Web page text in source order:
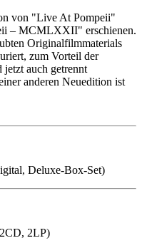
von "Live At Pompeii"
– MCMLXXII" erschienen.
Originalfilmmaterials
zum Vorteil der
auch getrennt
anderen Neuedition ist
Deluxe-Box-Set)
2LP)